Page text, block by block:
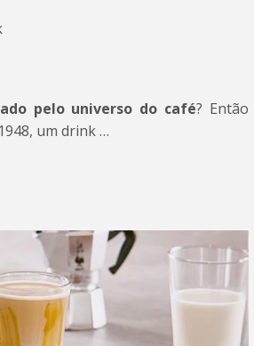
pelo universo do café? Então
um drink …